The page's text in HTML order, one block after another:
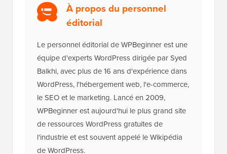
À propos du personnel
éditorial
Le personnel éditorial de WPBeginner est une
équipe d'experts WordPress dirigée par Syed
Balkhi, avec plus de 16 ans d'expérience dans
WordPress, l'hébergement web, l'e-commerce,
le SEO et le marketing. Lancé en 2009,
WPBeginner est aujourd'hui le plus grand site
de ressources WordPress gratuites de
l'industrie et est souvent appelé le Wikipédia
de WordPress.